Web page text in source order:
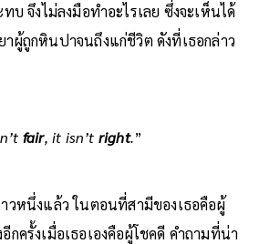
ทบ จึงไม่ลงมือทำอะไรเลย ซึ่งจะเห็นได้
าผู้ถูกหินปาจนถึงแก่ชีวิต ดังที่เธอกล่าว
fair, it isn’t right.”
าวหนึ่งแล้ว ในตอนที่สามีของเธอคือผู้
กครั้งเมื่อเธอเองคือผู้โชคดี คำถามที่น่า